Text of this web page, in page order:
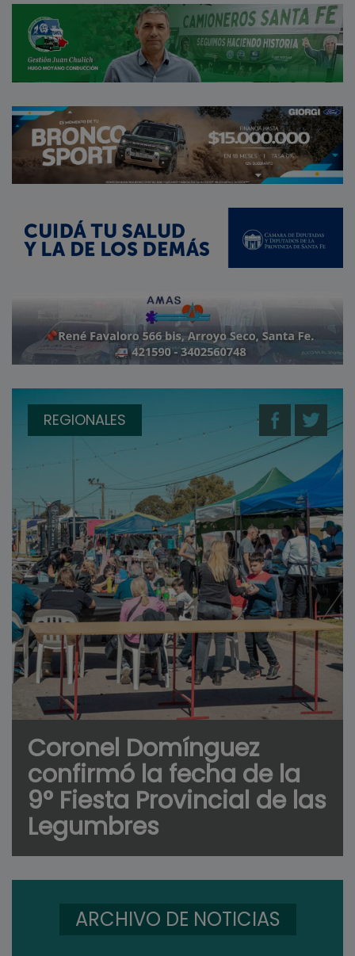
REGIONALES
Coronel Domínguez
confirmó la fecha de la
9° Fiesta Provincial de las
Legumbres
ARCHIVO DE NOTICIAS